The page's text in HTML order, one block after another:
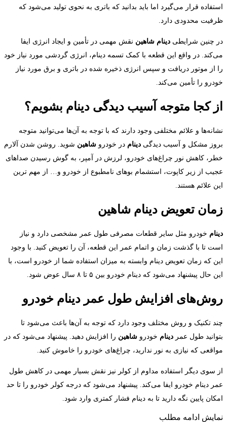
قرار می‌گیرد اما باید بدانید که باتری به نحوی تولید می‌شود که
محدودی دارد.
چنین شرایطیدینام شاهیننقش مهمی در تأمین و ایجاد انرژی ایفا
در واقع این قطعه با کمک تسمه دینام، انرژی گردشی مورد نیاز خود
از موتور دریافت و سپس انرژی ذخیره شده در باتری و برق مورد نیاز
را تأمین می‌کند.
کجا متوجه آسیب دیدگی دینام بشویم؟
و علائم مختلفی وجود دارند که با توجه به آن‌ها می‌توانید متوجه
مشکل و آسیب دیدگیدینامدر خودروشاهینشوید. روشن شدن آلارم
کاهش نور چراغ‌های خودرو، لرزش در آمپر، به گوش رسیدن صداهای
از زیر کاپوت، استشمام بوهای نامطبوع از خودرو و… از مهم ترین
علائم هستند.
تعویض دینام شاهین
خودرو مثل سایر قطعات مصرفی طول عمر مشخصی دارد و نیاز
تا با گذشت زمان و اتمام عمر این قطعه، آن را تعویض کنید. با وجود
که زمان تعویض دینام وابسته به میزان استفاده شما از خودرو است، با
حال پیشنهاد می‌شود که دینام خودرو بین ۵ تا ۸ سال عوض شود.
افزایش طول عمر دینام خودرو
تکنیک و روش مختلف وجود دارد که توجه به آن‌ها باعث می‌شود تا
طول عمردینامخودرو شاهینرا افزایش دهید. پیشنهاد می‌شود که در
که نیازی به نور ندارید، چراغ‌های خودرو را خاموش کنید.
سوی دیگر استفاده مداوم از کولر نیز نقش بسیار مهمی در کاهش طول
دینام خودرو ایفا می‌کند. پیشنهاد می‌شود که درجه کولر خودرو را تا حد
پایین نگه دارید تا به دینام فشار کمتری وارد شود.
ادامه مطلب